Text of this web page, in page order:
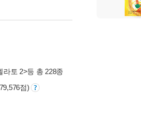
라토 2>등 총 228종
점)